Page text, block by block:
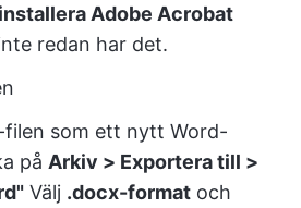
Adobe Acrobat
redan har det.
filen som ett nytt Word-
på Arkiv > Exportera till >
Välj .docx-format och